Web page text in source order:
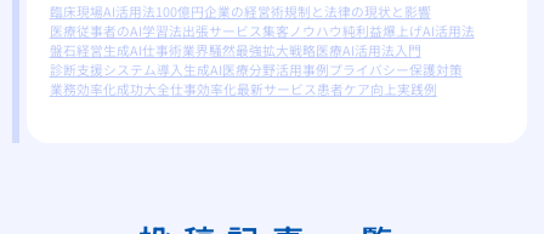
臨床現場AI活用法 100億円企業の経営術規制と法律の現状と影響
医療従事者のAI学習法出張サービス集客ノウハウ 純利益爆上げAI活用法
盤石経営生成AI仕事術業界騒然最強拡大戦略医療AI活用法入門
診断支援システム導入 生成AI医療分野活用事例 プライバシー保護対策
業務効率化成功大全仕事効率化最新サービス 患者ケア向上実践例